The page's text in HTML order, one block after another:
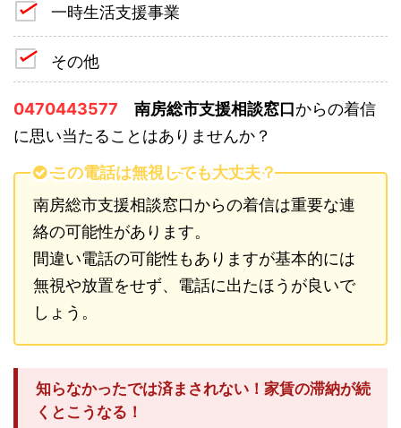
一時生活支援事業
その他
0470443577 南房総市支援相談窓口からの着信
に思い当たることはありませんか？
この電話は無視しても大丈夫？
南房総市支援相談窓口からの着信は重要な連
絡の可能性があります。
間違い電話の可能性もありますが基本的には
無視や放置をせず、電話に出たほうが良いで
しょう。
知らなかったでは済まされない！家賃の滞納が続
くとこうなる！